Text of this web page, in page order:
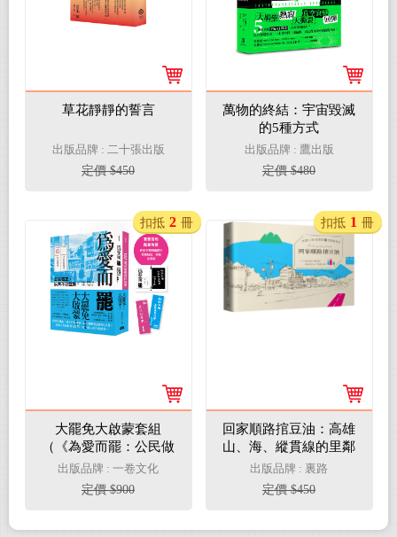
草花靜靜的誓言
出版品牌 : 二十張出版
定價 $450
萬物的終結：宇宙毀滅
的5種方式
出版品牌 : 鷹出版
定價 $480
大罷免大啟蒙套組
（《為愛而罷：公民做
主，反共不分藍綠！》
＋《120+萬封給臺灣的
情書》）【套書首刷限
出版品牌 : 一卷文化
定價 $900
扣抵 2 冊
回家順路捾豆油：高雄
山、海、縱貫線的里鄰
雜貨店
出版品牌 : 裏路
定價 $450
扣抵 1 冊